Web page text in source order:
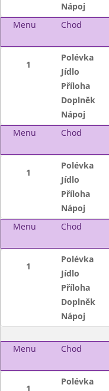
Nápoj
Menu
Chod
1
Polévka
Jídlo
Příloha
Doplněk
Nápoj
Menu
Chod
1
Polévka
Jídlo
Příloha
Nápoj
Menu
Chod
1
Polévka
Jídlo
Příloha
Doplněk
Nápoj
Menu Chod
1
Polévka